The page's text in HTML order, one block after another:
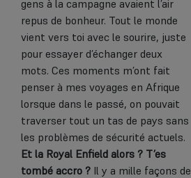
gens à la campagne avaient l’air
repus de bonheur. Tout le monde
vient vers toi avec le sourire, juste
pour essayer d’échanger deux
mots. Ces moments m’ont fait
penser à mes voyages en Afrique
lorsque dans le passé, on pouvait
traverser tout un tas de pays sans
les problèmes de sécurité actuels.
Et la Royal Enfield alors ? T’es
tombé accro ? Il y a mille façons de